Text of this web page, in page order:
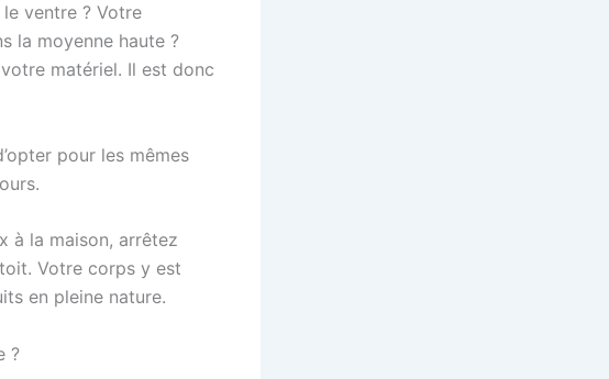
ventre ? Votre
la moyenne haute ?
matériel. Il est donc
pour les mêmes
à la maison, arrêtez
Votre corps y est
en pleine nature.
?